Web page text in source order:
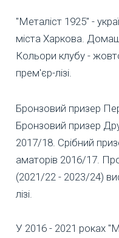
"Металіст 1925" -
міста Харкова.
Кольори клубу -
прем'єр-лізі.
Бронзовий призер
Бронзовий призер
2017/18. Срібний
аматорів 2016/17.
(2021/22 - 2023/24)
лізі.
У 2016 - 2021 роках